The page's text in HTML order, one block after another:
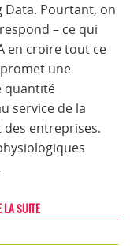
Data. Pourtant, on
– ce qui
en croire tout ce
promet une
quantité
service de la
entreprises.
LA SUITE